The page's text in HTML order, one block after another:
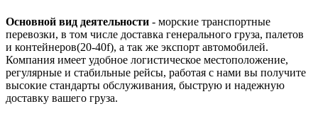
Основной вид деятельности - морские транспортные
перевозки, в том числе доставка генерального груза, палетов
и контейнеров(20-40f), а так же экспорт автомобилей.
Компания имеет удобное логистическое местоположение,
регулярные и стабильные рейсы, работая с нами вы получите
высокие стандарты обслуживания, быструю и надежную
доставку вашего груза.